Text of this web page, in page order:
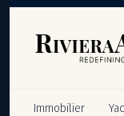
Immobilier